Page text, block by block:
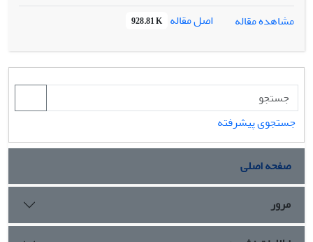
نمک کلسیمی اسیدهای چرب غیراشباع، 3- حاوی نمک کلسیمی
اسیدهای چرب اشباع و 4- حاوی مخلوط مساوی از هر دو. ماده
خشک مصرفی و تولید شیر، روزانه ثبت گردید. نمونه­های شیر در
روزهای صفر، هفت و 21 و پس از خوراک­دهی صبح، انجام شد.
به‌منظور اندازه­گیری فراسنجه­های تخمیری، مایع شکمبه، در روز
21 پس از زایش اخذ گردید. نتایج نشان داد، نمک کلسیمی
اسیدهای چرب غیراشباع باعث کاهش، اشباع و مخلوط باعث
افزایش ماده خشک مصرفی شدند (05/0P<). تولید شیر، چربی
شیر، شیر تصحیح‌شده براساس چهار درصد و تصحیح‌شده
براساس انرژی، راندمان مصرف خوراک، و غلظت بتاهیدروکسی ­
بوتیرات و فراسنجه ­های تخمیری شکمبه تحت تأثیر تیمارها قرار
مشاهده مقاله
اصل مقاله 928.81 K
جستجوی پیشرفته
صفحه اصلی
مرور